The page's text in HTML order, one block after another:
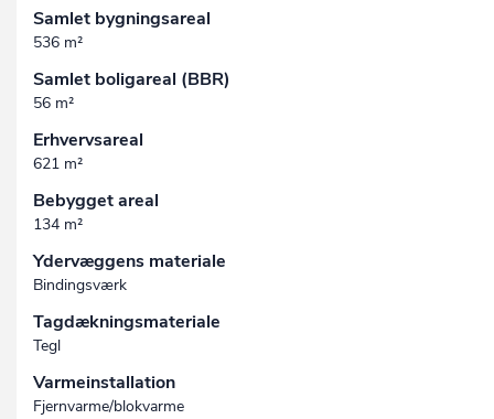
Samlet bygningsareal
536 m²
Samlet boligareal (BBR)
56 m²
Erhvervsareal
621 m²
Bebygget areal
134 m²
Ydervæggens materiale
Bindingsværk
Tagdækningsmateriale
Tegl
Varmeinstallation
Fjernvarme/blokvarme